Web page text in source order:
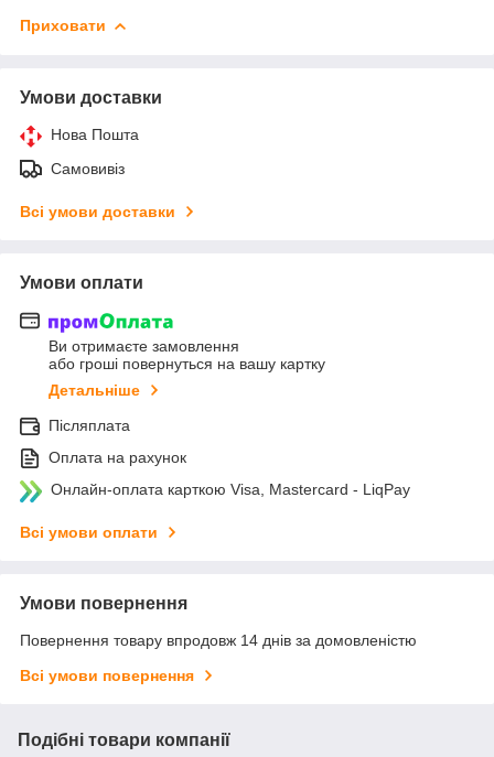
Приховати
Умови доставки
Нова Пошта
Самовивіз
Всі умови доставки
Умови оплати
Ви отримаєте замовлення
або гроші повернуться на вашу картку
Детальніше
Післяплата
Оплата на рахунок
Онлайн-оплата карткою Visa, Mastercard - LiqPay
Всі умови оплати
Умови повернення
Повернення товару впродовж 14 днів за домовленістю
Всі умови повернення
Подібні товари компанії